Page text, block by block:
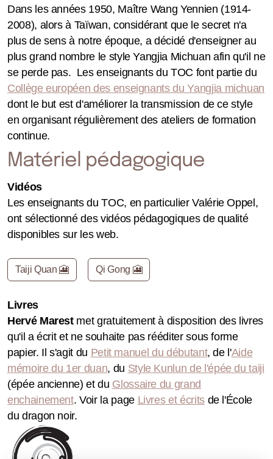
Dans les années 1950, Maître Wang Yennien (1914-
2008), alors à Taïwan, considérant que le secret n'a
plus de sens à notre époque, a décidé d'enseigner au
plus grand nombre le style Yangjia Michuan afin qu'il ne
se perde pas. Les enseignants du TOC font partie du
Collège européen des enseignants du Yangjia michuan
dont le but est d'améliorer la transmission de ce style
en organisant régulièrement des ateliers de formation
continue.
Matériel pédagogique
Vidéos
Les enseignants du TOC, en particulier Valérie Oppel,
ont sélectionné des vidéos pédagogiques de qualité
disponibles sur les web.
Taiji Quan 🎦 Qi Gong 🎦
Livres
Hervé Marestmet gratuitement à disposition des livres
qu'il a écrit et ne souhaite pas rééditer sous forme
papier. Il s'agit du Petit manuel du débutant, de l'Aide
mémoire du 1er duan, du Style Kunlun de l'épée du taiji
(épée ancienne) et du Glossaire du grand
enchainement. Voir la page Livres et écritsde l'École
du dragon noir.